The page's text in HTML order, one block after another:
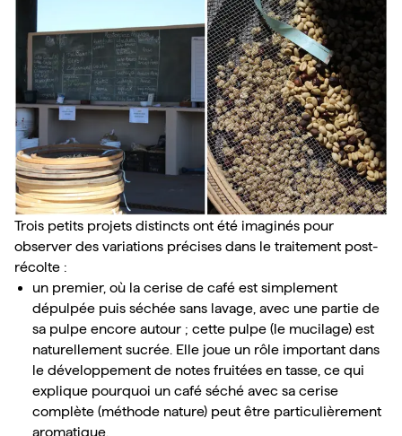
Trois petits projets distincts ont été imaginés pour
observer des variations précises dans le traitement post-
récolte :
un premier, où la cerise de café est simplement
dépulpée puis séchée sans lavage, avec une partie de
sa pulpe encore autour ; cette pulpe (le mucilage) est
naturellement sucrée. Elle joue un rôle important dans
le développement de notes fruitées en tasse, ce qui
explique pourquoi un café séché avec sa cerise
complète (méthode nature) peut être particulièrement
aromatique.